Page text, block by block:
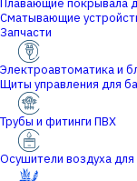
Плавающие покрывала
Сматывающие
Запчасти
Электроавтоматика и
Щиты управления для
Трубы и фитинги ПВХ
Осушители воздуха для